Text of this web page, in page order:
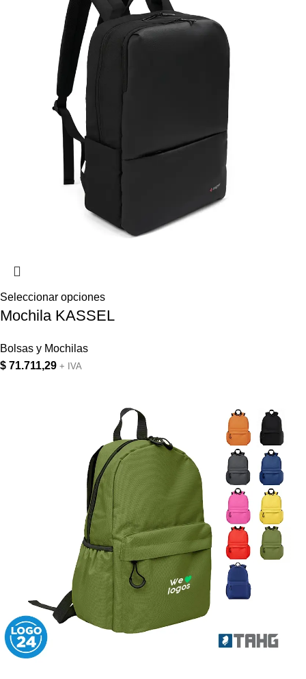
Seleccionar opciones
Mochila KASSEL
Bolsas y Mochilas
$ 71.711,29 + IVA